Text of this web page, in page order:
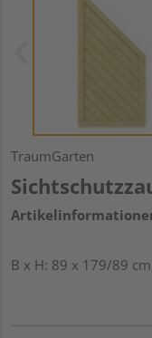
TraumGarten
B x H: 89 x 179/89